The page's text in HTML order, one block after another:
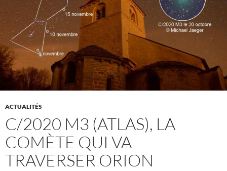
ACTUALITÉS
C/2020 M3 (ATLAS), LA
COMÈTE QUI VA
TRAVERSER ORION